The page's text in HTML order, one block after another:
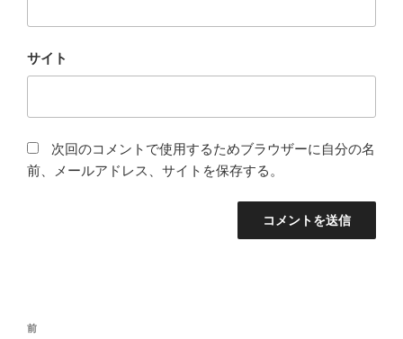
サイト
次回のコメントで使用するためブラウザーに自分の名
前、メールアドレス、サイトを保存する。
投
前
前